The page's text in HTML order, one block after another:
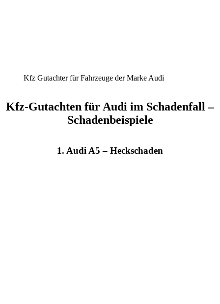
Kfz Gutachter für Fahrzeuge der Marke Audi
Kfz-Gutachten für Audi im Schadenfall –
Schadenbeispiele
1. Audi A5 – Heckschaden